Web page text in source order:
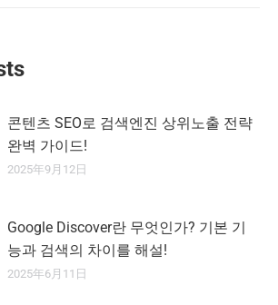
콘텐츠 SEO로 검색엔진 상위노출 전략
완벽 가이드!
2025年9月12日
Google Discover란 무엇인가? 기본 기
능과 검색의 차이를 해설!
2025年6月11日